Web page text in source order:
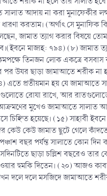
সালাত আদায় না করা
করতাম। (অর্থাৎ সে মুনাফিক
জামাত ত্যাগ করার বিষয়ে
মাজাহ: ৭৯৪) (৮)
তিনজন লোক একত্রে
ছাড়া জামাআতে শরীক না
প্রতীয়মান হয় যে জামাআতে
রোযা রাখে, আর
আক্রমণের মুখেও জামাআতে
চিহ্নিত হয়েছে। (১৫) সাহাবী
কেউ জামাত ছুটে গেলে
বছর পর্যন্ত সালাতে কোন দিন
ছাড়া চল্লিশ বছরেও
হুমকি দিতেন। (২০) আজও
দলে দলে মসজিদে জামাআতে